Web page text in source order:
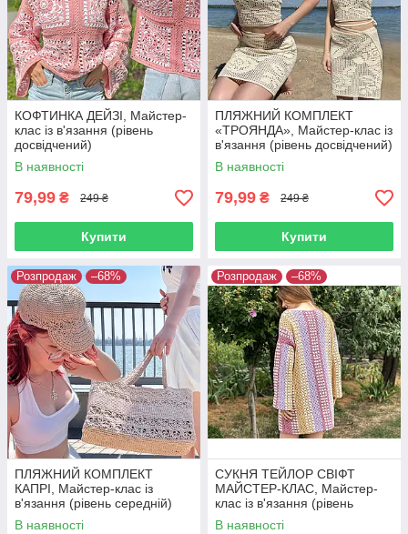
КОФТИНКА ДЕЙЗІ, Майстер-
клас із в'язання (рівень
досвідчений)
В наявності
79,99 ₴ 249 ₴
Купити
ПЛЯЖНИЙ КОМПЛЕКТ
«ТРОЯНДА», Майстер-клас із
в'язання (рівень досвідчений)
В наявності
79,99 ₴ 249 ₴
Купити
Розпродаж –68%
ПЛЯЖНИЙ КОМПЛЕКТ
КАПРІ, Майстер-клас із
в'язання (рівень середній)
В наявності
Розпродаж –68%
СУКНЯ ТЕЙЛОР СВІФТ
МАЙСТЕР-КЛАС, Майстер-
клас із в'язання (рівень
початківець)
В наявності